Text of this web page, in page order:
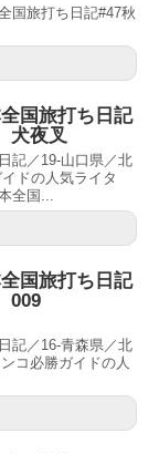
国旅打ち日記#47秋
国旅打ち日記
犬夜叉
記／19-山口県／北
ドの人気ライタ
全国...
国旅打ち日記
009
記／16-青森県／北
コ必勝ガイドの人